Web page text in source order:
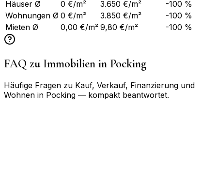
Häuser Ø
0 €/m² 3.650 €/m²
-100 %
Wohnungen Ø 0 €/m² 3.850 €/m²
-100 %
Mieten Ø
0,00 €/m² 9,80 €/m² -100 %
FAQ zu Immobilien in Pocking
Häufige Fragen zu Kauf, Verkauf, Finanzierung und
Wohnen in Pocking — kompakt beantwortet.